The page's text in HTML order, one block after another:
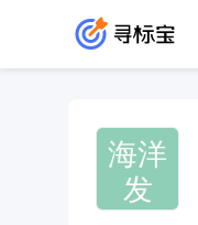
海洋
发